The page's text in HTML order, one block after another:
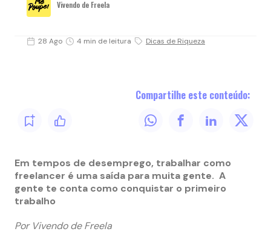
Vivendo de Freela
28 Ago 4 min de leitura Dicas de Riqueza
Compartilhe este conteúdo:
Em tempos de desemprego, trabalhar como
freelancer é uma saída para muita gente. A
gente te conta como conquistar o primeiro
trabalho
Por Vivendo de Freela